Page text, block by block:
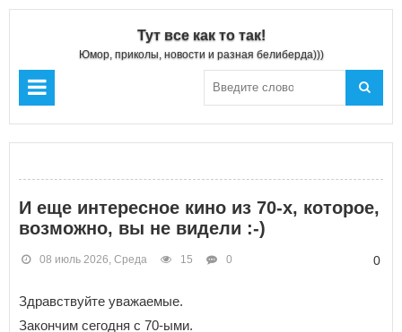
Тут все как то так!
Юмор, приколы, новости и разная белиберда)))
И еще интересное кино из 70-х, которое,
возможно, вы не видели :-)
08 июль 2026, Среда 15 0 0
Здравствуйте уважаемые.
Закончим сегодня с 70-ыми.